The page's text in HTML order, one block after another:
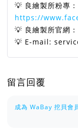
💡 良繪製所粉專：
https://
💡 良繪製所官網：
💡 E-mail:
留言回覆
成為 WaBay 挖貝會